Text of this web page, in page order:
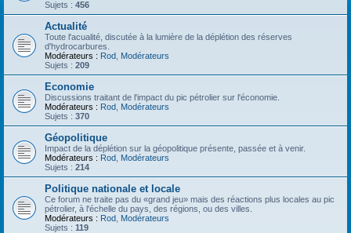
Sujets : 456
Actualité
Toute l'acualité, discutée à la lumière de la déplétion des réserves
d'hydrocarbures.
Modérateurs : Rod Modérateurs
Sujets : 209
Economie
Discussions traitant de l'impact du pic pétrolier sur l'économie.
Modérateurs : Rod Modérateurs
Sujets : 370
Géopolitique
Impact de la déplétion sur la géopolitique présente, passée et à venir.
Modérateurs : Rod Modérateurs
Sujets : 214
Politique nationale et locale
Ce forum ne traite pas du «grand jeu» mais des réactions plus locales au pic
pétrolier, à l'échelle du pays, des régions, ou des villes.
Modérateurs : Rod Modérateurs
Sujets : 119